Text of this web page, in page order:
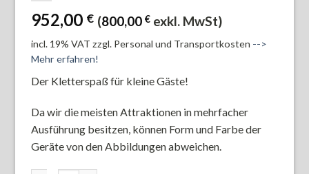
952,00 € (800,00€ exkl. MwSt)
incl. 19% VAT zzgl. Personal und Transportkosten -->
Mehr erfahren!
Der Kletterspaß für kleine Gäste!
Da wir die meisten Attraktionen in mehrfacher
Ausführung besitzen, können Form und Farbe der
Geräte von den Abbildungen abweichen.